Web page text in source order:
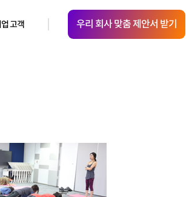
고객 우리 회사 맞춤 제안서 받기